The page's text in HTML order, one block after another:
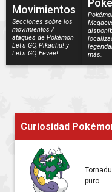
Movimientos
Secciones sobre los
movimientos /
ataques de Pokémon
Let's GO, Pikachu! y
Let's GO, Eevee!
más.
Curiosidad
puro.